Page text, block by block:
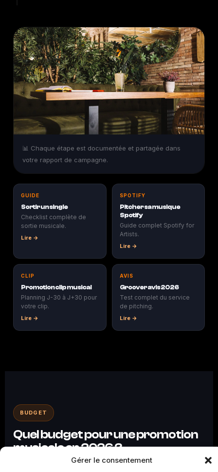
Gérer le consentement
📊 Chaque étape est documentée et partagée dans
votre rapport de campagne.
GUIDE
Sortir un single
Checklist complète de
sortie musicale.
Lire →
SPOTIFY
Pitcher sa musique
Spotify
Guide complet Spotify for
Artists.
Lire →
CLIP
Promotion clip musical
Planning J-30 à J+30 pour
votre clip.
Lire →
AVIS
Groover avis 2026
Test complet du service
de pitching.
Lire →
BUDGET
Quel budget pour une promotion
musicale en 2026 ?